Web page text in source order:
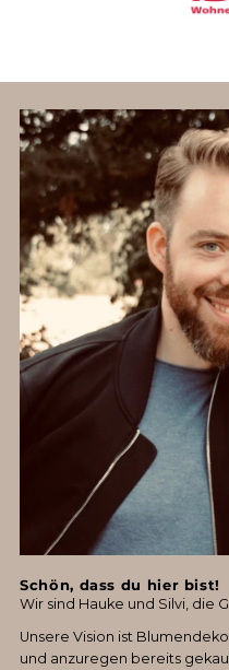
Schön, dass du hier bist!
Wir sind Hauke und Silvi, die
Unsere Vision ist
und anzuregen bereits